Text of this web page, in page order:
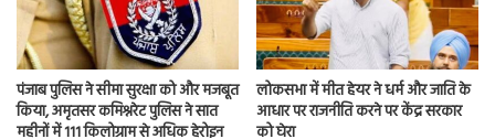
पंजाब पुलिस ने सीमा सुरक्षा को और मजबूत
किया, अमृतसर कमिश्नरेट पुलिस ने सात
महीनों में 111 किलोग्राम से अधिक हेरोइन
लोकसभा में मीत हेयर ने धर्म और जाति के
आधार पर राजनीति करने पर केंद्र सरकार
को घेरा